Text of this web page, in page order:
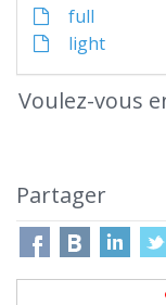
full
light
Voulez-vous
Partager